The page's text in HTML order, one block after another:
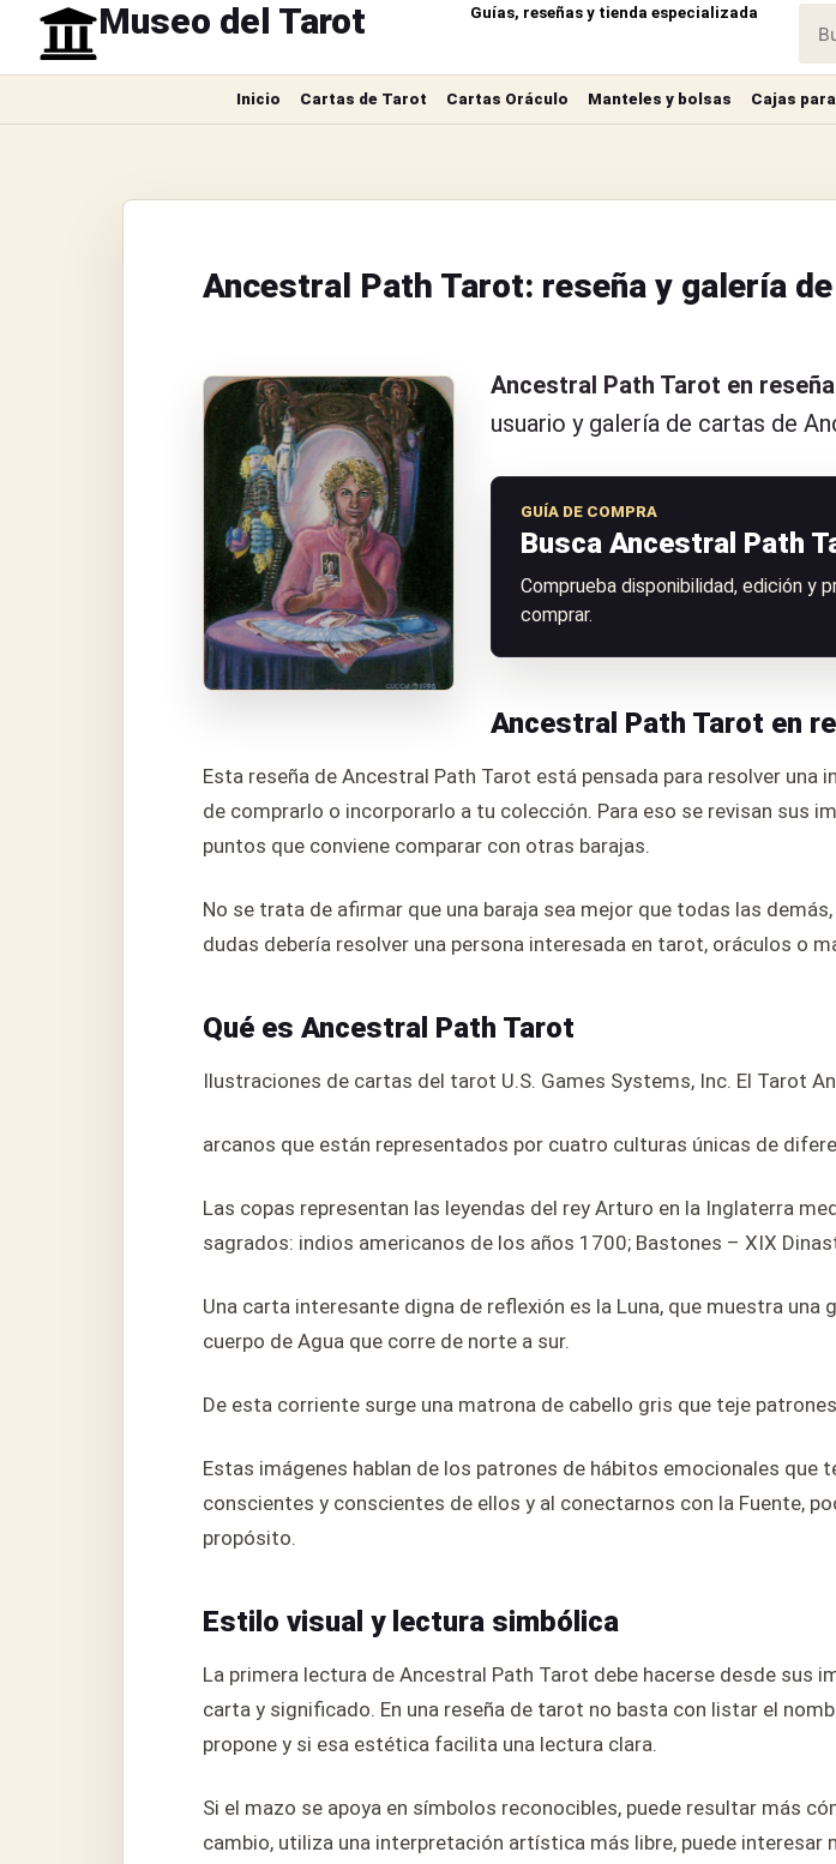
Museo del Tarot Guías, reseñas y tienda especializada
Inicio Cartas de Tarot Cartas Oráculo Manteles y bolsas Cajas
Ancestral Path Tarot: reseña y galería
Ancestral Path Tarot en reseña
usuario y galería de cartas de
GUÍA DE COMPRA
Busca Ancestral Path
Comprueba disponibilidad, edición y
comprar.
Ancestral Path Tarot en
Esta reseña de Ancestral Path Tarot está pensada para resolver
de comprarlo o incorporarlo a tu colección. Para eso se revisan sus
puntos que conviene comparar con otras barajas.
No se trata de afirmar que una baraja sea mejor que todas las
dudas debería resolver una persona interesada en tarot, oráculos o
Qué es Ancestral Path Tarot
Ilustraciones de cartas del tarot U.S. Games Systems, Inc. El Tarot
arcanos que están representados por cuatro culturas únicas de
Las copas representan las leyendas del rey Arturo en la Inglaterra
sagrados: indios americanos de los años 1700; Bastones – XIX
Una carta interesante digna de reflexión es la Luna, que muestra
cuerpo de Agua que corre de norte a sur.
De esta corriente surge una matrona de cabello gris que teje
Estas imágenes hablan de los patrones de hábitos emocionales
conscientes y conscientes de ellos y al conectarnos con la Fuente,
propósito.
Estilo visual y lectura simbólica
La primera lectura de Ancestral Path Tarot debe hacerse desde sus
carta y significado. En una reseña de tarot no basta con listar el
propone y si esa estética facilita una lectura clara.
Si el mazo se apoya en símbolos reconocibles, puede resultar más
cambio, utiliza una interpretación artística más libre, puede